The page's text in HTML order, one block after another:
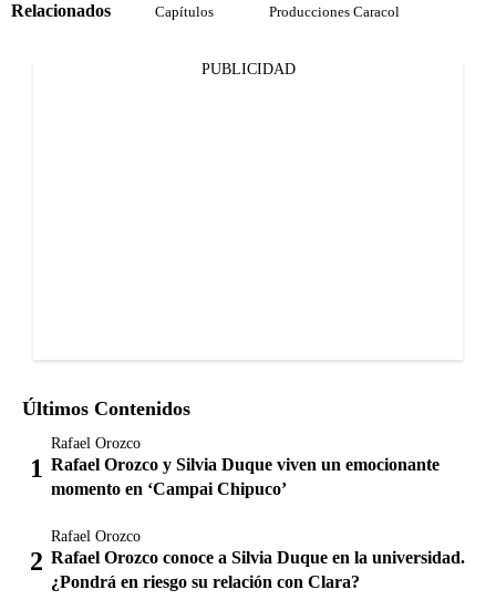
Relacionados Capítulos Producciones Caracol
PUBLICIDAD
Últimos Contenidos
Rafael Orozco
Rafael Orozco y Silvia Duque viven un emocionante
momento en ‘Campai Chipuco’
Rafael Orozco
Rafael Orozco conoce a Silvia Duque en la universidad.
¿Pondrá en riesgo su relación con Clara?